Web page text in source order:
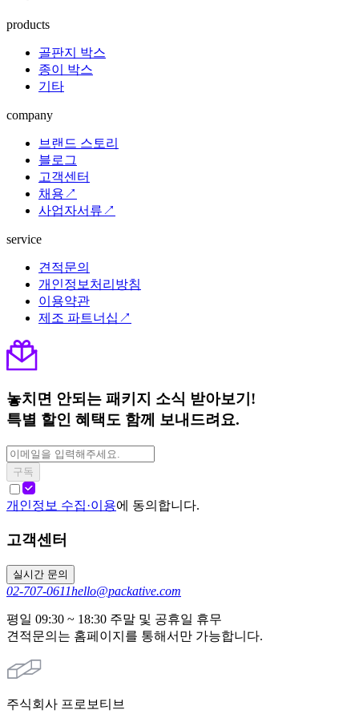
products
골판지 박스
종이 박스
기타
company
브랜드 스토리
블로그
고객센터
채용↗
사업자서류↗
service
견적문의
개인정보처리방침
이용약관
제조 파트너십↗
놓치면 안되는 패키지 소식 받아보기!
특별 할인 혜택도 함께 보내드려요.
구독
개인정보 수집·이용에 동의합니다.
고객센터
실시간 문의
02-707-0611hello@packative.com
평일 09:30 ~ 18:30 주말 및 공휴일 휴무
견적문의는 홈페이지를 통해서만 가능합니다.
주식회사 프로보티브